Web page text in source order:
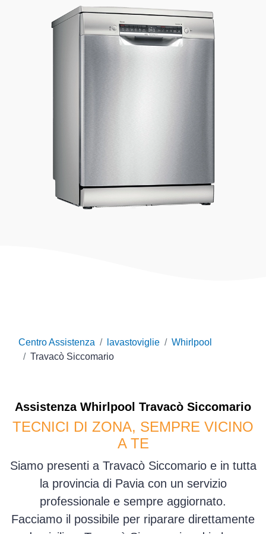
Centro Assistenza lavastoviglie
Whirlpool
Travacò Siccomario
Assistenza Whirlpool Travacò Siccomario
TECNICI DI ZONA, SEMPRE VICINO
A TE
Siamo presenti a Travacò Siccomario e in tutta
la provincia di Pavia con un servizio
professionale e sempre aggiornato.
Facciamo il possibile per riparare direttamente